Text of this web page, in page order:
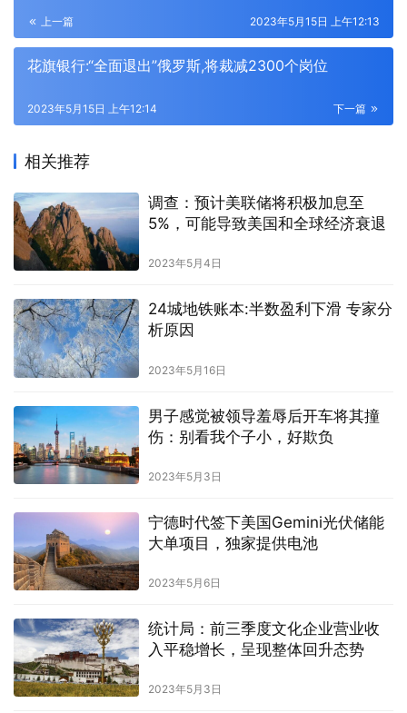
上一篇 2023年5月15日 上午12:13
花旗银行:“全面退出”俄罗斯,将裁减2300个岗位
下一篇
2023年5月15日 上午12:14
相关推荐
调查：预计美联储将积极加息至
5%，可能导致美国和全球经济衰退
2023年5月4日
24城地铁账本:半数盈利下滑 专家分
析原因
2023年5月16日
男子感觉被领导羞辱后开车将其撞
伤：别看我个子小，好欺负
2023年5月3日
宁德时代签下美国Gemini光伏储能
大单项目，独家提供电池
2023年5月6日
统计局：前三季度文化企业营业收
入平稳增长，呈现整体回升态势
2023年5月3日